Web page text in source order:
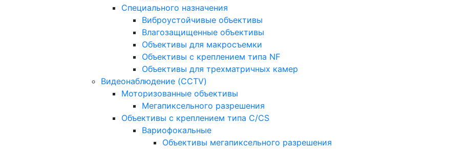
Специального назначения
Виброустойчивые объективы
Влагозащищенные объективы
Объективы для макросъемки
Объективы с креплением типа NF
Объективы для трехматричных камер
Видеонаблюдение (CCTV)
Моторизованные объективы
Мегапиксельного разрешения
Объективы с креплением типа C/CS
Вариофокальные
Объективы мегапиксельного разрешения